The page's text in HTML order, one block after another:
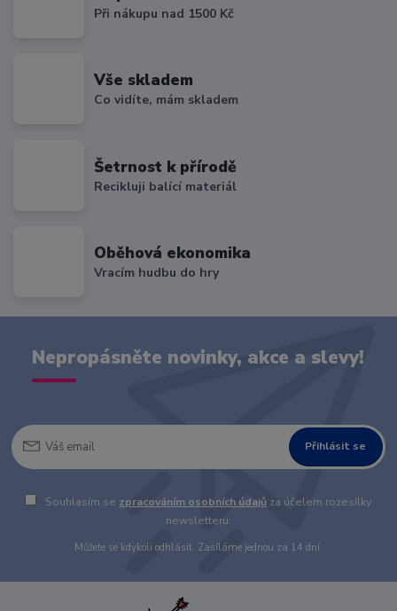
Při nákupu nad 1500 Kč
Vše skladem
Co vidíte, mám skladem
Šetrnost k přírodě
Recikluji balící materiál
Oběhová ekonomika
Vracím hudbu do hry
Nepropásněte novinky, akce a slevy!
Přihlásit se
Souhlasím se zpracováním osobních údajů za účelem rozesílky
newsletteru.
Můžete se kdykoli odhlásit. Zasíláme jednou za 14 dní.